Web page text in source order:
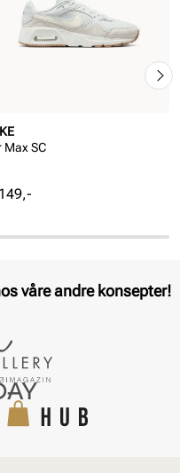
Max SC
våre andre konsepter!